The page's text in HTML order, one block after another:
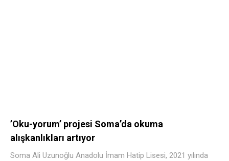
’Oku-yorum’ projesi Soma’da okuma
alışkanlıkları artıyor
Soma Ali Uzunoğlu Anadolu İmam Hatip Lisesi, 2021 yılında